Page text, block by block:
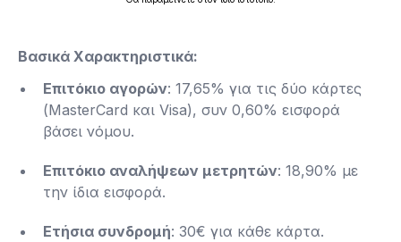
Βασικά Χαρακτηριστικά:
Επιτόκιο αγορών: 17,65% για τις δύο κάρτες
(MasterCard και Visa), συν 0,60% εισφορά
βάσει νόμου​.
Επιτόκιο αναλήψεων μετρητών: 18,90% με
την ίδια εισφορά.
Ετήσια συνδρομή: 30€ για κάθε κάρτα​.